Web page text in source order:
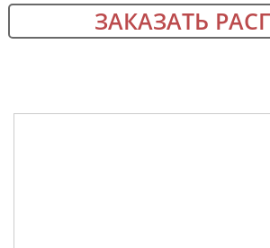
ЗАКАЗАТЬ